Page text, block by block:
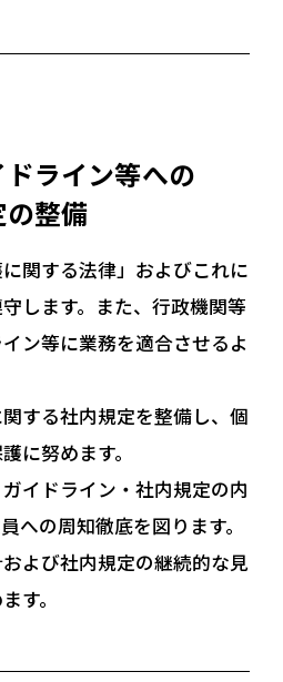
ライン等への
整備
に関する法律」およびこれに
します。また、行政機関等
ン等に業務を適合させるよ
する社内規定を整備し、個
に努めます。
イドライン・社内規定の内
への周知徹底を図ります。
よび社内規定の継続的な見
す。